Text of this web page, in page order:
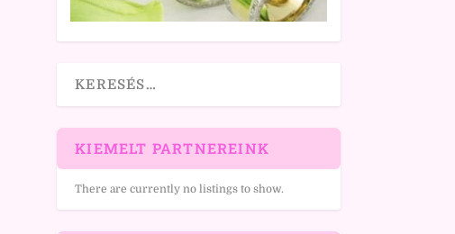
KIEMELT PARTNEREINK
There are currently no listings to show.